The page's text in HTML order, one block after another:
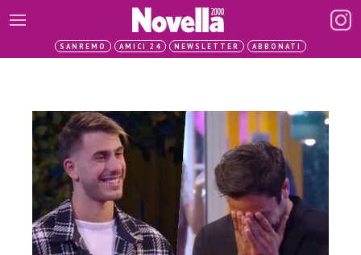
SANREMO AMICI 24 NEWSLETTER ABBONATI